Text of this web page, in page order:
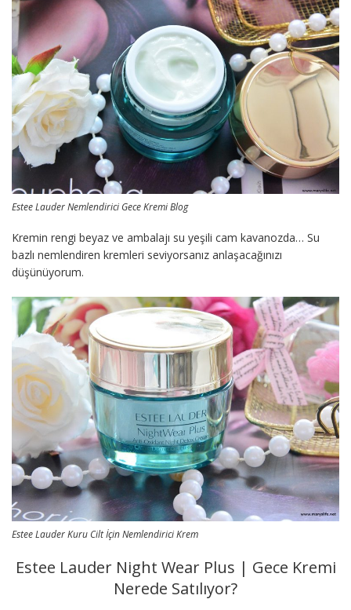
Estee Lauder Nemlendirici Gece Kremi Blog
Kremin rengi beyaz ve ambalajı su yeşili cam kavanozda… Su
bazlı nemlendiren kremleri seviyorsanız anlaşacağınızı
düşünüyorum.
Estee Lauder Kuru Cilt İçin Nemlendirici Krem
Estee Lauder Night Wear Plus | Gece Kremi
Nerede Satılıyor?